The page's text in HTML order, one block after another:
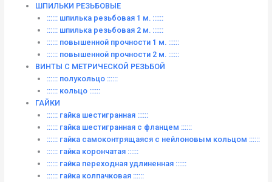
ШПИЛЬКИ РЕЗЬБОВЫЕ
:::::: шпилька резьбовая 1 м. ::::::
:::::: шпилька резьбовая 2 м. ::::::
:::::: повышенной прочности 1 м. ::::::
:::::: повышенной прочности 2 м. ::::::
ВИНТЫ C МЕТРИЧЕСКОЙ РЕЗЬБОЙ
:::::: полукольцо ::::::
:::::: кольцо ::::::
ГАЙКИ
:::::: гайка шестигранная ::::::
:::::: гайка шестигранная с фланцем ::::::
:::::: гайка самоконтрящаяся с нейлоновым кольцом ::::::
:::::: гайка корончатая ::::::
:::::: гайка переходная удлиненная ::::::
:::::: гайка колпачковая ::::::